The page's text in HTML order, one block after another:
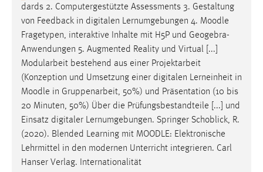
dards 2. Computergestützte Assessments 3. Gestaltung
von Feedback in digitalen Lernumgebungen 4. Moodle
Fragetypen, interaktive Inhalte mit H5P und Geogebra-
Anwendungen 5. Augmented Reality und Virtual [...]
Modularbeit bestehend aus einer Projektarbeit
(Konzeption und Umsetzung einer digitalen Lerneinheit in
Moodle in Gruppenarbeit, 50%) und Präsentation (10 bis
20 Minuten, 50%) Über die Prüfungsbestandteile [...] und
Einsatz digitaler Lernumgebungen. Springer Schoblick, R.
(2020). Blended Learning mit MOODLE: Elektronische
Lehrmittel in den modernen Unterricht integrieren. Carl
Hanser Verlag. Internationalität